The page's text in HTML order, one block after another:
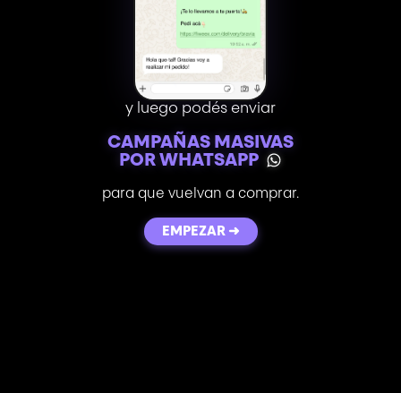
y luego podés enviar
CAMPAÑAS MASIVAS
POR WHATSAPP
para que vuelvan a comprar.
EMPEZAR ➜